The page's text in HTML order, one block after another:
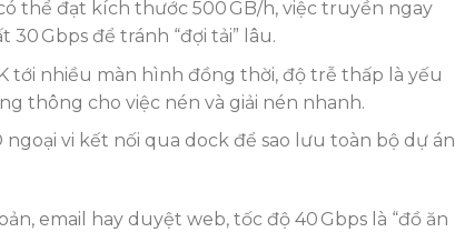
thể đạt kích thước 500 GB/h, việc truyền ngay
30 Gbps để tránh “đợi tải” lâu.
tới nhiều màn hình đồng thời, độ trễ thấp là yếu
thông cho việc nén và giải nén nhanh.
ngoại vi kết nối qua dock để sao lưu toàn bộ dự án
email hay duyệt web, tốc độ 40 Gbps là “đồ ăn